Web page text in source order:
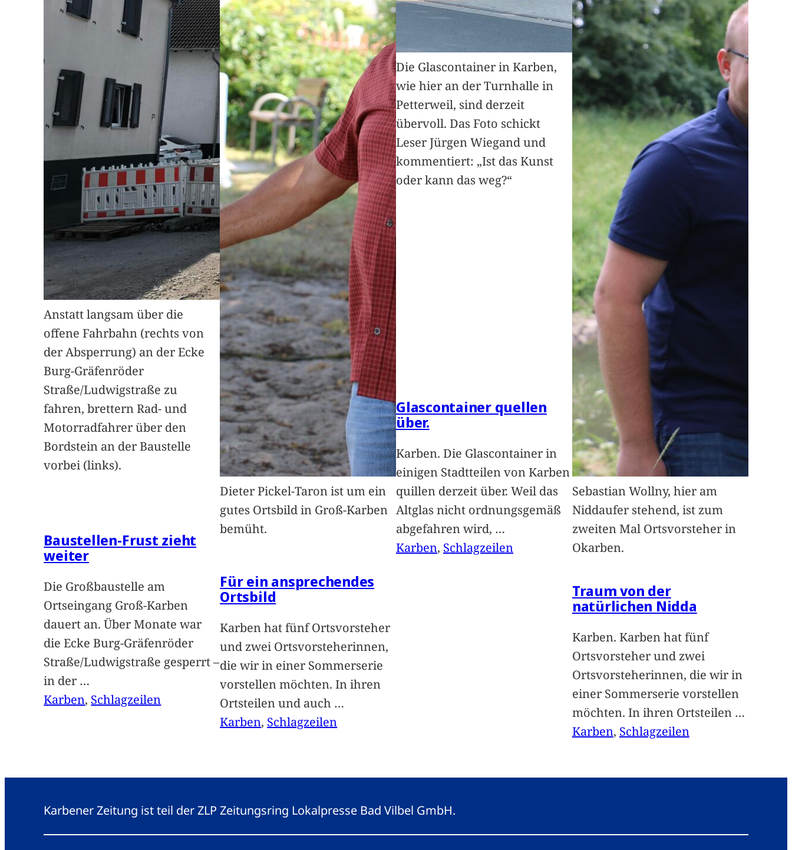
Anstatt langsam über die
offene Fahrbahn (rechts von
der Absperrung) an der Ecke
Burg-Gräfenröder
Straße/Ludwigstraße zu
fahren, brettern Rad- und
Motorradfahrer über den
Bordstein an der Baustelle
vorbei (links).
Baustellen-Frust zieht
weiter
Die Großbaustelle am
Ortseingang Groß-Karben
dauert an. Über Monate war
die Ecke Burg-Gräfenröder
Straße/Ludwigstraße gesperrt –
in der …
Karben, Schlagzeilen
Dieter Pickel-Taron ist um ein
gutes Ortsbild in Groß-Karben
bemüht.
Für ein ansprechendes
Ortsbild
Karben hat fünf Ortsvorsteher
und zwei Ortsvorsteherinnen,
die wir in einer Sommerserie
vorstellen möchten. In ihren
Ortsteilen und auch …
Karben, Schlagzeilen
Die Glascontainer in Karben,
wie hier an der Turnhalle in
Petterweil, sind derzeit
übervoll. Das Foto schickt
Leser Jürgen Wiegand und
kommentiert: „Ist das Kunst
oder kann das weg?“
Glascontainer quellen
über.
Karben. Die Glascontainer in
einigen Stadtteilen von Karben
quillen derzeit über. Weil das
Altglas nicht ordnungsgemäß
abgefahren wird, …
Karben, Schlagzeilen
Sebastian Wollny, hier am
Niddaufer stehend, ist zum
zweiten Mal Ortsvorsteher in
Okarben.
Traum von der
natürlichen Nidda
Karben. Karben hat fünf
Ortsvorsteher und zwei
Ortsvorsteherinnen, die wir in
einer Sommerserie vorstellen
möchten. In ihren Ortsteilen …
Karben, Schlagzeilen
Karbener Zeitung ist teil der ZLP Zeitungsring Lokalpresse Bad Vilbel GmbH.